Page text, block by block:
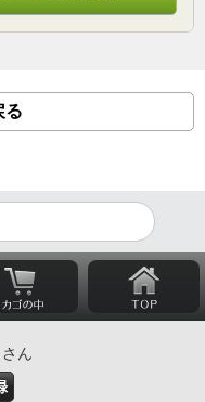
る
ん